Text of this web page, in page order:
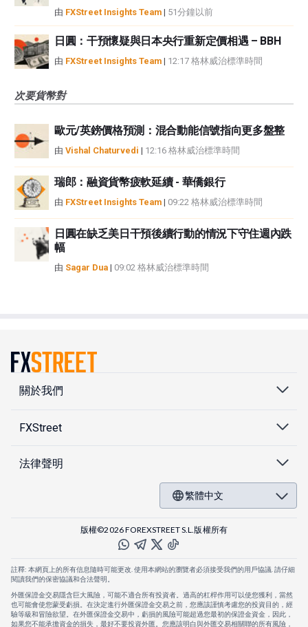
由 FXStreet Insights Team | 51分鐘以前
日圓：干預懷疑與日本央行重新定價相遇 – BBH
由 FXStreet Insights Team | 12:17 格林威治標準時間
次要貨幣對
歐元/英鎊價格預測：混合動能信號指向更多盤整
由 Vishal Chaturvedi | 12:16 格林威治標準時間
瑞郎：融資貨幣疲軟延續 - 華僑銀行
由 FXStreet Insights Team | 09:22 格林威治標準時間
日圓在缺乏美日干預後續行動的情況下守住週內跌
幅
由 Sagar Dua | 09:02 格林威治標準時間
關於我們
FXStreet
法律聲明
繁體中文
版權©2026 FOREXSTREET S.L.版權所有
註釋: 本網頁上的所有信息隨時可能更改. 使用本網站的瀏覽者必須接受我們的用戶協議. 請仔細
閱讀我們的保密協議和合法聲明。
外匯保證金交易隱含巨大風險，可能不適合所有投資者。過高的杠桿作用可以使您獲利，當然
也可能會使您蒙受虧損。在決定進行外匯保證金交易之前，您應該謹慎考慮您的投資目的，經
驗等級和冒險欲望。在外匯保證金交易中，虧損的風險可能超過您最初的保證金資金，因此，
如果您不能承擔資金的損失，最好不要投資外匯。您應該明白與外匯交易相關聯的所有風險，